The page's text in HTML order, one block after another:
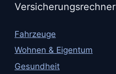
Versicherungsrechner
Fahrzeuge
Wohnen & Eigentum
Gesundheit